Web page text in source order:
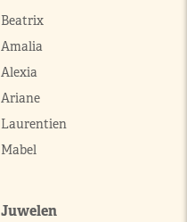
Beatrix
Amalia
Alexia
Ariane
Laurentien
Mabel
Juwelen